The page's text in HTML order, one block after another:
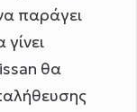
παράγει
θα